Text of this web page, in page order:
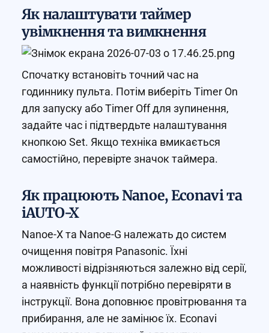
Як налаштувати таймер
увімкнення та вимкнення
Спочатку встановіть точний час на
годиннику пульта. Потім виберіть Timer On
для запуску або Timer Off для зупинення,
задайте час і підтвердьте налаштування
кнопкою Set. Якщо техніка вмикається
самостійно, перевірте значок таймера.
Як працюють Nanoe, Econavi та
iAUTO-X
Nanoe-X та Nanoe-G належать до систем
очищення повітря Panasonic. Їхні
можливості відрізняються залежно від серії,
а наявність функції потрібно перевіряти в
інструкції. Вона доповнює провітрювання та
прибирання, але не замінює їх. Econavi